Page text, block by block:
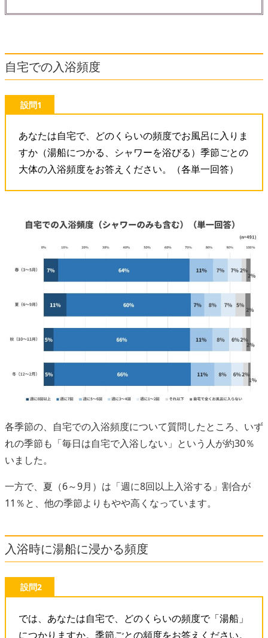
自宅での入浴頻度
設問1
あなたは自宅で、どのくらいの頻度でお風呂に入りま
すか（湯船につかる、シャワーを浴びる）季節ごとの
大体の入浴頻度をお答えください。（各単一回答）
各季節の、自宅での入浴頻度について質問したところ、いず
れの季節も「毎日は自宅で入浴しない」という人が約30％
いました。
一方で、夏（6～9月）は「週に8回以上入浴する」割合が
11％と、他の季節よりもやや高くなっています。
入浴時に湯船に浸かる頻度
設問2
では、あなたは自宅で、どのくらいの頻度で「湯船」
につかりますか。季節ごとの頻度をお答えください。